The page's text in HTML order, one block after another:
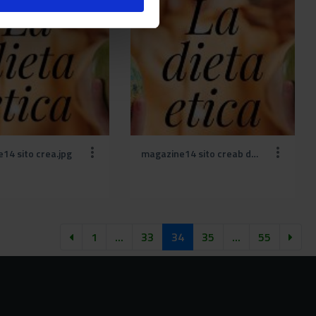
sito crea.jpg magazine14 sito creab def (1).jpg
1 ... 33 34 35 ... 55